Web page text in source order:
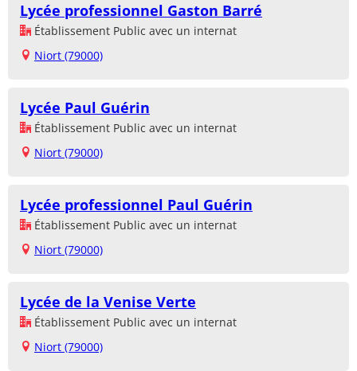
Lycée professionnel Gaston Barré
Établissement Public avec un internat
Niort (79000)
Lycée Paul Guérin
Établissement Public avec un internat
Niort (79000)
Lycée professionnel Paul Guérin
Établissement Public avec un internat
Niort (79000)
Lycée de la Venise Verte
Établissement Public avec un internat
Niort (79000)